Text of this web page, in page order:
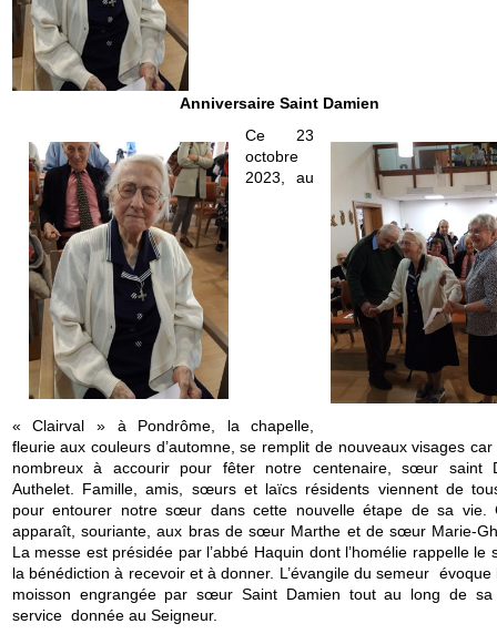
Anniversaire Saint Damien
Ce 23
octobre
2023, au
« Clairval » à Pondrôme, la chapelle,
fleurie aux couleurs d’automne, se remplit de nouveaux visages car
nombreux à accourir pour fêter notre centenaire, sœur saint
Authelet. Famille, amis, sœurs et laïcs résidents viennent de
pour entourer notre sœur dans cette nouvelle étape de sa vie.
apparaît, souriante, aux bras de sœur Marthe et de sœur Marie-
La messe est présidée par l’abbé Haquin dont l’homélie rappelle le
la bénédiction à recevoir et à donner. L’évangile du semeur évoque
moisson engrangée par sœur Saint Damien tout au long de
service donnée au Seigneur.